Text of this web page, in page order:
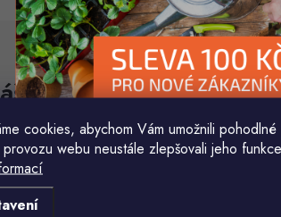
cookies, abychom Vám umožnili
webu neustále zlepšovali jeho
e-mail E-mail
Vložením e-mailu